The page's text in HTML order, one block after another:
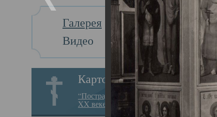
Галерея
Видео
Картотека
“Пострадавшие за веру в
XX веке на Севере”
Главная